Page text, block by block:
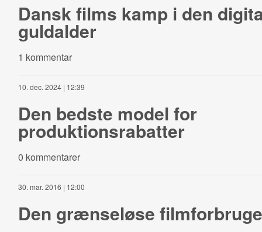
Dansk films kamp i den
guldalder
1 kommentar
10. dec. 2024 | 12:39
Den bedste model for
produktionsrabatter
0 kommentarer
30. mar. 2016 | 12:00
Den grænseløse